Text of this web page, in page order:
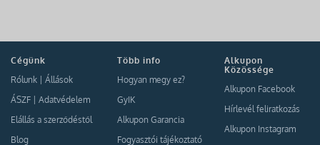
Cégünk
Rólunk
Állások
ÁSZF
Adatvédelem
Elállás a szerződéstől
Blog
Több info
Hogyan megy ez?
GyIK
Alkupon Garancia
Fogyasztói tájékoztató
Alkupon
Közössége
Alkupon Facebook
Hírlevél feliratkozás
Alkupon Instagram